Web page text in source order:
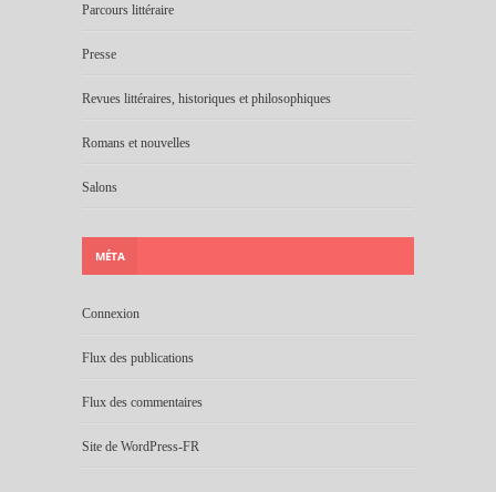
Parcours littéraire
Presse
Revues littéraires, historiques et philosophiques
Romans et nouvelles
Salons
MÉTA
Connexion
Flux des publications
Flux des commentaires
Site de WordPress-FR